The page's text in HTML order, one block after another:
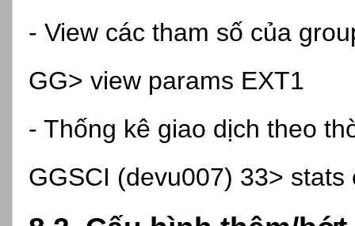
- View các tham số của
GG> view params EXT1
- Thống kê giao dịch theo
GGSCI (devu007) 33> stats